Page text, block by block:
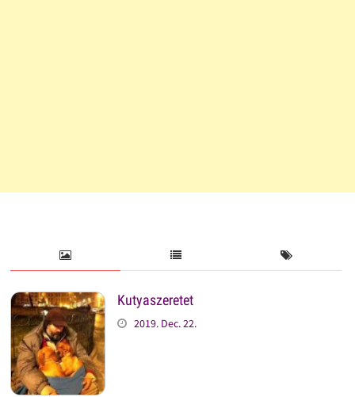
Kutyaszeretet
2019. Dec. 22.